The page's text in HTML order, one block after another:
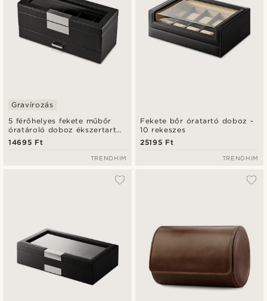
5 férőhelyes fekete műbőr
óratároló doboz ékszertartó
fiókkal
Gravírozás
14695 Ft
TRENDHIM
Fekete bőr óratartó doboz -
10 rekeszes
25195 Ft
TRENDHIM